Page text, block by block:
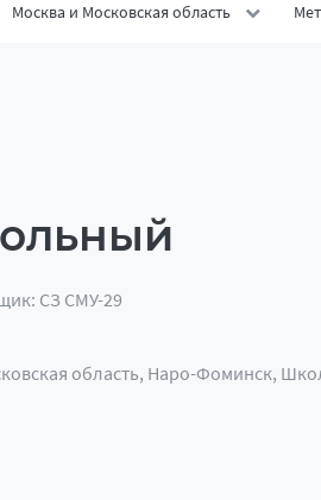
Москва и Московская область
СЗ СМУ-29
область, Наро-Фоминск,